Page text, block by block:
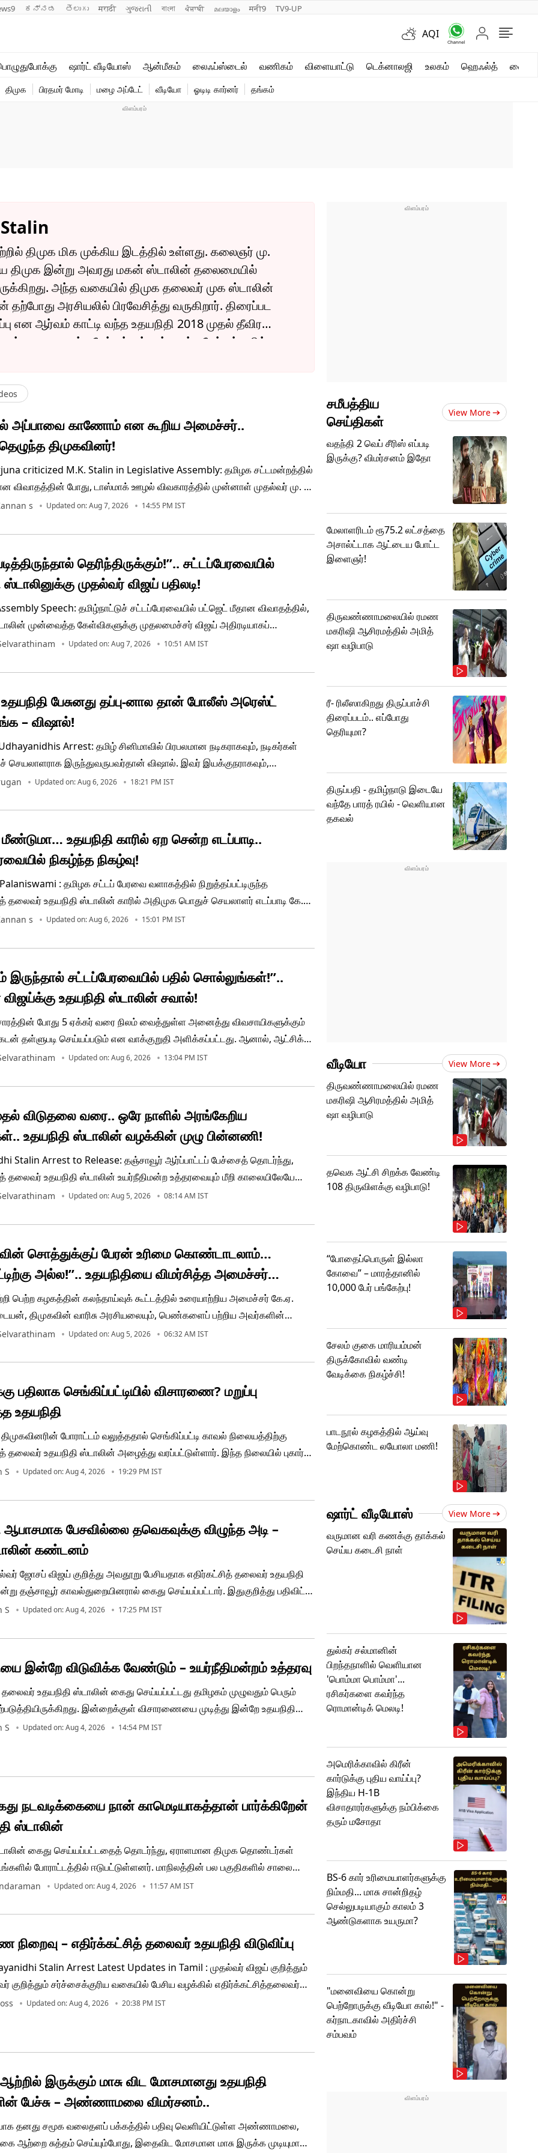
ಕನ್ನಡ తెలుగు मराठी ગુજરાતી বাংলা ਪੰਜਾਬੀ മലയാളം मनी9 TV9-UP
AQI
ஷார்ட் வீடியோஸ் ஆன்மீகம் லைஃப்ஸ்டைல் வணிகம் விளையாட்டு டெக்னாலஜி உலகம் ஹெஃல்த் வைரல்
வணிகம்
வைரல்
திமுக பிரதமர் மோடி மழை அப்டேட் வீடியோ ஓடிடி கார்னர் தங்கம்
திமுக மிக முக்கிய இடத்தில் உள்ளது. கலைஞர் மு.
திமுக இன்று அவரது மகன் ஸ்டாலின் தலைமையில்
அந்த வகையில் திமுக தலைவர் முக ஸ்டாலின்
அரசியலில் பிரவேசித்து வருகிறார். திரைப்பட
என ஆர்வம் காட்டி வந்த உதயநிதி 2018 முதல் தீவிர
நாடாளுமன்ற தேர்தல்கள், சட்டமன்ற தேர்தல்களில்
எம். எல்.ஏ. ஆனார். பின்னர் விளையாட்டுத்துறை
இவர் கிருத்திகா என்பவரை காதலித்து திருமணம்
ஒரு மகனும், ஒரு மகளும் உள்ளனர்.
அப்பாவை காணோம் என கூறிய அமைச்சர்..
திமுகவினர்!
criticized M.K. Stalin in Legislative Assembly: தமிழக சட்டமன்றத்தில்
விவாதத்தின் போது, டாஸ்மாக் ஊழல் விவகாரத்தில் முன்னாள் முதல்வர் மு. க.
அவையில் அப்பாவை காணோம் என்று அமைச்சர் ஆதவ் அர்ஜூனா
s Updated on: Aug 7, 2026 14:55 PM IST
தெரிந்திருக்கும்!”.. சட்டப்பேரவையில்
ஸ்டாலினுக்கு முதல்வர் விஜய் பதிலடி!
Speech: தமிழ்நாட்டுச் சட்டப்பேரவையில் பட்ஜெட் மீதான விவாதத்தில்,
முன்வைத்த கேள்விகளுக்கு முதலமைச்சர் விஜய் அதிரடியாகப்
காவிரி நீர் விவகாரம் தமிழ்நாட்டின் உயிர்ச்சார்ந்த மற்றும் உணர்வு ரீதியான
என்றும் முதலமைச்சர் திட்டவட்டமாகத் தெரிவித்தார்.
Updated on: Aug 7, 2026 10:51 AM IST
பேசுனது தப்பு-னால தான் போலீஸ் அரெஸ்ட்
– விஷால்!
Arrest: தமிழ் சினிமாவில் பிரபலமான நடிகராகவும், நடிகர்கள்
செயலாளராக இருந்துவருபவர்தான் விஷால். இவர் இயக்குநராகவும்,
பணியாற்றியுள்ள மகுடம் படம் விரைவில் வெளியாகிறது. இது தொடர்பான
Updated on: Aug 6, 2026 18:21 PM IST
உதயநிதி காரில் ஏற சென்ற எடப்பாடி..
நிகழ்ந்த நிகழ்வு!
: தமிழக சட்டப் பேரவை வளாகத்தில் நிறுத்தப்பட்டிருந்த
தலைவர் உதயநிதி ஸ்டாலின் காரில் அதிமுக பொதுச் செயலாளர் எடப்பாடி கே.
முயன்ற ருசிகர சம்பவம் நிகழ்ந்துள்ளது. ஏற்கெனவே, இது போன்ற நிகழ்வு
s Updated on: Aug 6, 2026 15:01 PM IST
இருந்தால் சட்டப்பேரவையில் பதில் சொல்லுங்கள்!”..
உதயநிதி ஸ்டாலின் சவால்!
போது 5 ஏக்கர் வரை நிலம் வைத்துள்ள அனைத்து விவசாயிகளுக்கும்
தள்ளுபடி செய்யப்படும் என வாக்குறுதி அளிக்கப்பட்டது. ஆனால், ஆட்சிக்கு
ரூ.50,000 என்றும், பின்னர் ரூ.75,000 என்றும் மாற்றி அறிவித்து
போராடி வரும் நிலையில் அரசு மௌனம் காக்கிறது என விமர்சனம்.
Updated on: Aug 6, 2026 13:04 PM IST
விடுதலை வரை.. ஒரே நாளில் அரங்கேறிய
உதயநிதி ஸ்டாலின் வழக்கின் முழு பின்னணி!
Stalin Arrest to Release: தஞ்சாவூர் ஆர்ப்பாட்டப் பேச்சைத் தொடர்ந்து,
தலைவர் உதயநிதி ஸ்டாலின் உயர்நீதிமன்ற உத்தரவையும் மீறி காலையிலேயே
8 மணி நேரப் பயணத்திற்குப் பிறகு செங்கிப்பட்டி காவல் நிலையத்தில்
Updated on: Aug 5, 2026 08:14 AM IST
சொத்துக்குப் பேரன் உரிமை கொண்டாடலாம்…
அல்ல!”.. உதயநிதியை விமர்சித்த அமைச்சர்
பெற்ற கழகத்தின் கலந்தாய்வுக் கூட்டத்தில் உரையாற்றிய அமைச்சர் கே.ஏ.
திமுகவின் வாரிசு அரசியலையும், பெண்களைப் பற்றிய அவர்களின்
கடுமையாகச் சாடிப் பேசியுள்ளார். அதோடு, தவெக கூட்டத்தில் திமுகவின்
Updated on: Aug 5, 2026 06:32 AM IST
பதிலாக செங்கிப்பட்டியில் விசாரணை? மறுப்பு
உதயநிதி
போராட்டம் வலுத்ததால் செங்கிப்பட்டி காவல் நிலையத்திற்கு
தலைவர் உதயநிதி ஸ்டாலின் அழைத்து வரப்பட்டுள்ளார். இந்த நிலையில் புகார்
நிலையத்திற்கே விசாரணைக்கு அழைத்துச் செல்ல வேண்டும் எனக் கூறி,
S Updated on: Aug 4, 2026 19:29 PM IST
ஆபாசமாக பேசவில்லை தவெகவுக்கு விழுந்த அடி –
கண்டனம்
ஜோசப் விஜய் குறித்து அவதூறு பேசியதாக எதிர்கட்சித் தலைவர் உதயநிதி
தஞ்சாவூர் காவல்துறையினரால் கைது செய்யப்பட்டார். இதுகுறித்து பதிவிட்ட
உதயநிதி ஆபாசமாக எதுவும் பேசவில்லை. ஆவணம், அழிவுக்கு வழிவகுக்கும்.
S Updated on: Aug 4, 2026 17:25 PM IST
இன்றே விடுவிக்க வேண்டும் – உயர்நீதிமன்றம் உத்தரவு
தலைவர் உதயநிதி ஸ்டாலின் கைது செய்யப்பட்டது தமிழகம் முழுவதும் பெரும்
இன்றைக்குள் விசாரணையை முடித்து இன்றே உதயநிதியை
என சென்னை உயர்நீதிமன்றம் உத்தரவிட்டுள்ளது. இதனையடுத்து
S Updated on: Aug 4, 2026 14:54 PM IST
நடவடிக்கையை நான் காமெடியாகத்தான் பார்க்கிறேன்
ஸ்டாலின்
கைது செய்யப்பட்டதைத் தொடர்ந்து, ஏராளமான திமுக தொண்டர்கள்
போராட்டத்தில் ஈடுபட்டுள்ளனர். மாநிலத்தின் பல பகுதிகளில் சாலை
நடைபெற்று வருகின்றன. இதனால் தலைநகர் சென்னை உள்ளிட்ட
Updated on: Aug 4, 2026 11:57 AM IST
நிறைவு – எதிர்க்கட்சித் தலைவர் உதயநிதி விடுவிப்பு
Stalin Arrest Latest Updates in Tamil : முதல்வர் விஜய் குறித்தும்
குறித்தும் சர்ச்சைக்குரிய வகையில் பேசிய வழக்கில் எதிர்க்கட்சித்தலைவர்
கைது செய்யப்பட்டார். இந்நிலையில் சென்னையில் ஆங்காங்கே திமுக
Updated on: Aug 4, 2026 20:38 PM IST
இருக்கும் மாசு விட மோசமானது உதயநிதி
பேச்சு – அண்ணாமலை விமர்சனம்..
தனது சமூக வலைதளப் பக்கத்தில் பதிவு வெளியிட்டுள்ள அண்ணாமலை,
ஆற்றை சுத்தம் செய்யும்போது, இதைவிட மோசமான மாசு இருக்க முடியுமா
சமீபத்திய
செய்திகள்
View More
வதந்தி 2 வெப் சீரிஸ் எப்படி
இருக்கு? விமர்சனம் இதோ
மேலாளரிடம் ரூ75.2 லட்சத்தை
அசால்ட்டாக ஆட்டைய போட்ட
இளைஞர்!
திருவண்ணாமலையில் ரமண
மகரிஷி ஆசிரமத்தில் அமித்
ஷா வழிபாடு
ரீ- ரிலீஸாகிறது திருப்பாச்சி
திரைப்படம்.. எப்போது
தெரியுமா?
திருப்பதி - தமிழ்நாடு இடையே
வந்தே பாரத் ரயில் - வெளியான
தகவல்
வீடியோ View More
திருவண்ணாமலையில் ரமண
மகரிஷி ஆசிரமத்தில் அமித்
ஷா வழிபாடு
தவெக ஆட்சி சிறக்க வேண்டி
108 திருவிளக்கு வழிபாடு!
“போதைப்பொருள் இல்லா
கோவை” – மாரத்தானில்
10,000 பேர் பங்கேற்பு!
சேலம் குகை மாரியம்மன்
திருக்கோவில் வண்டி
வேடிக்கை நிகழ்ச்சி!
பாடநூல் கழகத்தில் ஆய்வு
மேற்கொண்ட லயோலா மணி!
ஷார்ட் வீடியோஸ் View More
வருமான வரி கணக்கு தாக்கல்
செய்ய கடைசி நாள்
துல்கர் சல்மானின்
பிறந்தநாளில் வெளியான
'பொம்மா பொம்மா'...
ரசிகர்களை கவர்ந்த
ரொமான்டிக் மெலடி!
அமெரிக்காவில் கிரீன்
கார்டுக்கு புதிய வாய்ப்பு?
இந்திய H-1B
விசாதாரர்களுக்கு நம்பிக்கை
தரும் மசோதா
BS-6 கார் உரிமையாளர்களுக்கு
நிம்மதி... மாசு சான்றிதழ்
செல்லுபடியாகும் காலம் 3
ஆண்டுகளாக உயருமா?
"மனைவியை கொன்று
பெற்றோருக்கு வீடியோ கால்!" -
கர்நாடகாவில் அதிர்ச்சி
சம்பவம்